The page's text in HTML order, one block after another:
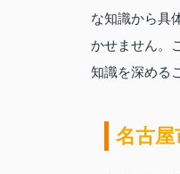
な知識から具
かせません。
知識を深める
名古